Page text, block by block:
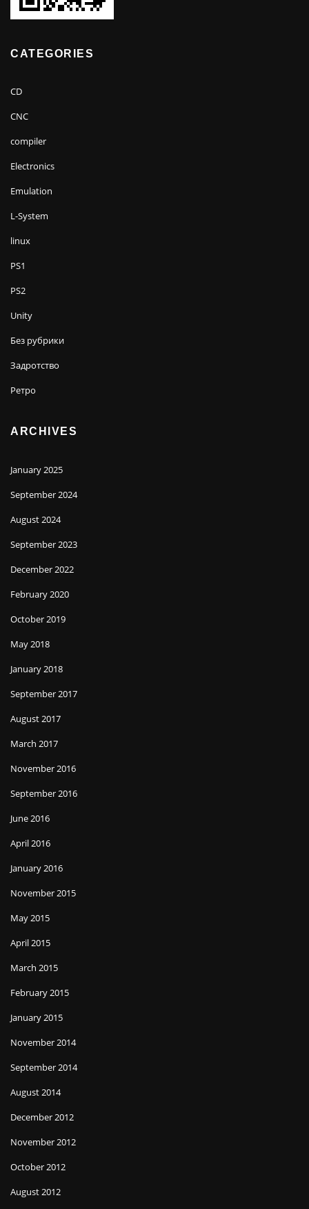
CATEGORIES
CD
CNC
compiler
Electronics
Emulation
L-System
linux
PS1
PS2
Unity
Без рубрики
Задротство
Ретро
ARCHIVES
January 2025
September 2024
August 2024
September 2023
December 2022
February 2020
October 2019
May 2018
January 2018
September 2017
August 2017
March 2017
November 2016
September 2016
June 2016
April 2016
January 2016
November 2015
May 2015
April 2015
March 2015
February 2015
January 2015
November 2014
September 2014
August 2014
December 2012
November 2012
October 2012
August 2012